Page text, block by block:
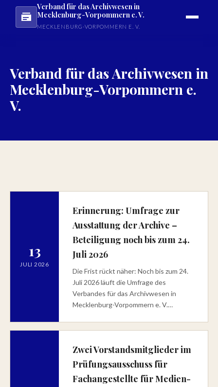
Verband für das Archivwesen in
Mecklenburg-Vorpommern e. V.
MECKLENBURG-VORPOMMERN E. V.
Verband für das Archivwesen in
Mecklenburg-Vorpommern e.
V.
13
JULI 2026
Erinnerung: Umfrage zur
Ausstattung der Archive –
Beteiligung noch bis zum 24.
Juli 2026
Die Frist rückt näher: Noch bis zum 24.
Juli 2026 läuft die Umfrage des
Verbandes für das Archivwesen in
Mecklenburg-Vorpommern e. V.…
Zwei Vorstandsmitglieder im
Prüfungsausschuss für
Fachangestellte für Medien-